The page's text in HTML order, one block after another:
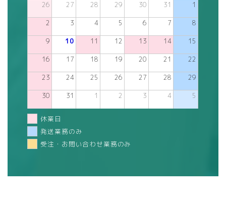
26 27 28 29 30 31 1
2 3 4 5 6 7 8
9 10 11 12 13 14 15
16 17 18 19 20 21 22
23 24 25 26 27 28 29
30 31 1 2 3 4 5
休業日
発送業務のみ
受注・お問い合わせ業務のみ